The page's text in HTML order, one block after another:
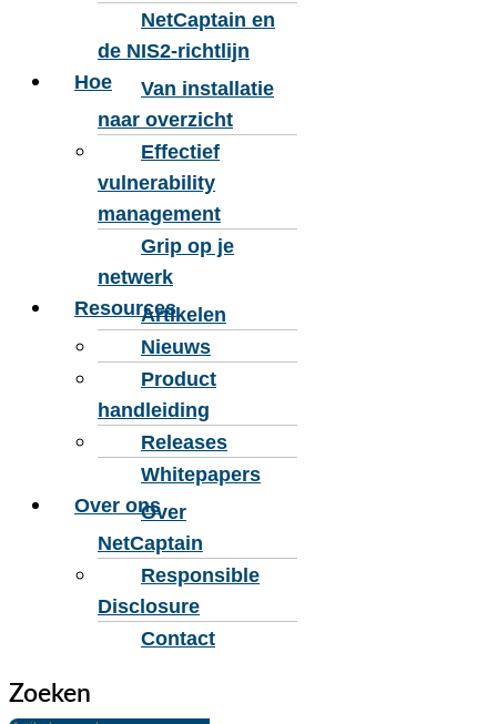
NetCaptain en
de NIS2-richtlijn
Hoe
Van installatie
naar overzicht​
Effectief
vulnerability
management
Grip op je
netwerk
ResourcesArtikelen
Nieuws
Product
handleiding
Releases
Whitepapers
Over onsOver
NetCaptain
Responsible
Disclosure
Contact
Zoeken